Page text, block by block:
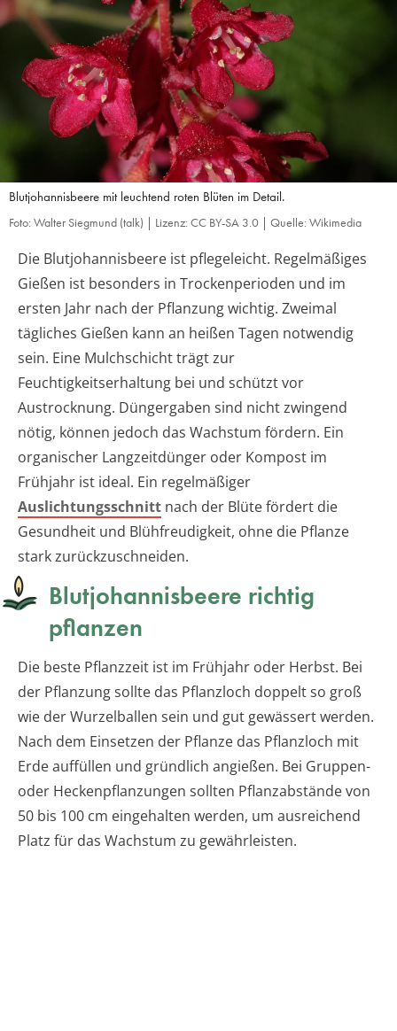
Blutjohannisbeere mit leuchtend roten Blüten im Detail.
Foto: Walter Siegmund (talk) | Lizenz: CC BY-SA 3.0 | Quelle: Wikimedia
Die Blutjohannisbeere ist pflegeleicht. Regelmäßiges
Gießen ist besonders in Trockenperioden und im
ersten Jahr nach der Pflanzung wichtig. Zweimal
tägliches Gießen kann an heißen Tagen notwendig
sein. Eine Mulchschicht trägt zur
Feuchtigkeitserhaltung bei und schützt vor
Austrocknung. Düngergaben sind nicht zwingend
nötig, können jedoch das Wachstum fördern. Ein
organischer Langzeitdünger oder Kompost im
Frühjahr ist ideal. Ein regelmäßiger
Auslichtungsschnitt nach der Blüte fördert die
Gesundheit und Blühfreudigkeit, ohne die Pflanze
stark zurückzuschneiden.
Blutjohannisbeere richtig
pflanzen
Die beste Pflanzzeit ist im Frühjahr oder Herbst. Bei
der Pflanzung sollte das Pflanzloch doppelt so groß
wie der Wurzelballen sein und gut gewässert werden.
Nach dem Einsetzen der Pflanze das Pflanzloch mit
Erde auffüllen und gründlich angießen. Bei Gruppen-
oder Heckenpflanzungen sollten Pflanzabstände von
50 bis 100 cm eingehalten werden, um ausreichend
Platz für das Wachstum zu gewährleisten.